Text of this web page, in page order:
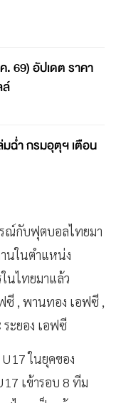
69) อัปเดต ราคา
ฉ่ำ กรมอุตุฯ เตือน
ณ์กับฟุตบอลไทยมา
นในตำแหน่ง
นไทยมาแล้ว
ซี , พานทอง เอฟซี ,
ะยอง เอฟซี
ในยุคของ
เข้ารอบ 8 ทีม